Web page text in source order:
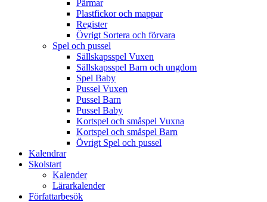
Pärmar
Plastfickor och mappar
Register
Övrigt Sortera och förvara
Spel och pussel
Sällskapsspel Vuxen
Sällskapsspel Barn och ungdom
Spel Baby
Pussel Vuxen
Pussel Barn
Pussel Baby
Kortspel och småspel Vuxna
Kortspel och småspel Barn
Övrigt Spel och pussel
Kalendrar
Skolstart
Kalender
Lärarkalender
Författarbesök